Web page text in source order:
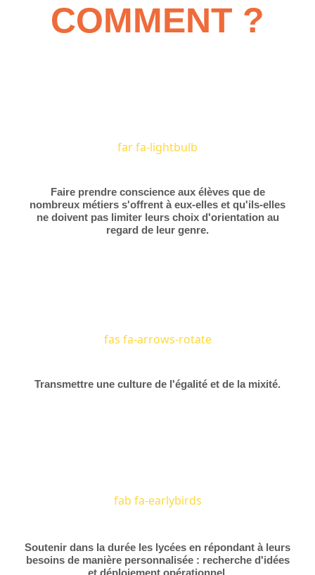
COMMENT ?
far fa-lightbulb
Faire prendre conscience aux élèves que de
nombreux métiers s'offrent à eux-elles et qu'ils-elles
ne doivent pas limiter leurs choix d'orientation au
regard de leur genre.
fas fa-arrows-rotate
Transmettre une culture de l'égalité et de la mixité.
fab fa-earlybirds
Soutenir dans la durée les lycées en répondant à leurs
besoins de manière personnalisée : recherche d'idées